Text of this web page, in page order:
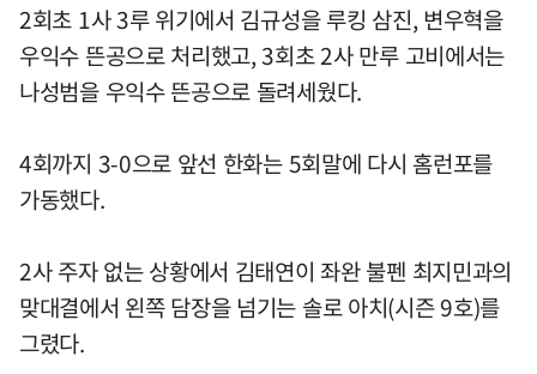
2회초 1사 3루 위기에서 김규성을 루킹 삼진, 변우혁을
우익수 뜬공으로 처리했고, 3회초 2사 만루 고비에서는
나성범을 우익수 뜬공으로 돌려세웠다.
4회까지 3-0으로 앞선 한화는 5회말에 다시 홈런포를
가동했다.
2사 주자 없는 상황에서 김태연이 좌완 불펜 최지민과의
맞대결에서 왼쪽 담장을 넘기는 솔로 아치(시즌 9호)를
그렸다.